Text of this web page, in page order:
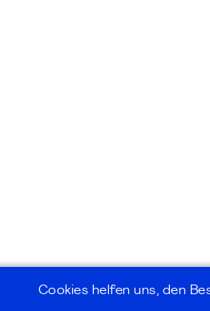
Cookies helfen uns, den